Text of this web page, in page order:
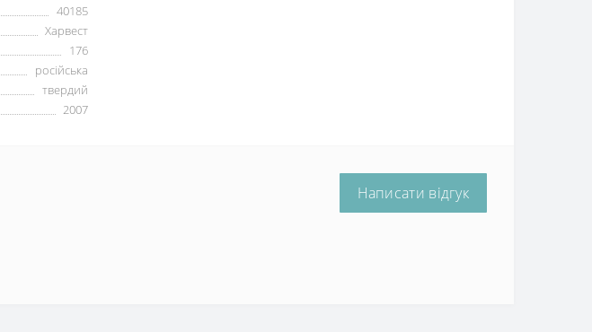
40185
Харвест
176
російська
твердий
2007
Написати відгук